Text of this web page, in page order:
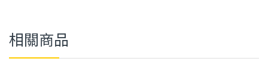
相關商品